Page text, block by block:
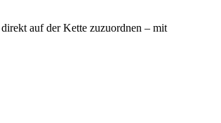
auf der Kette zuzuordnen – mit